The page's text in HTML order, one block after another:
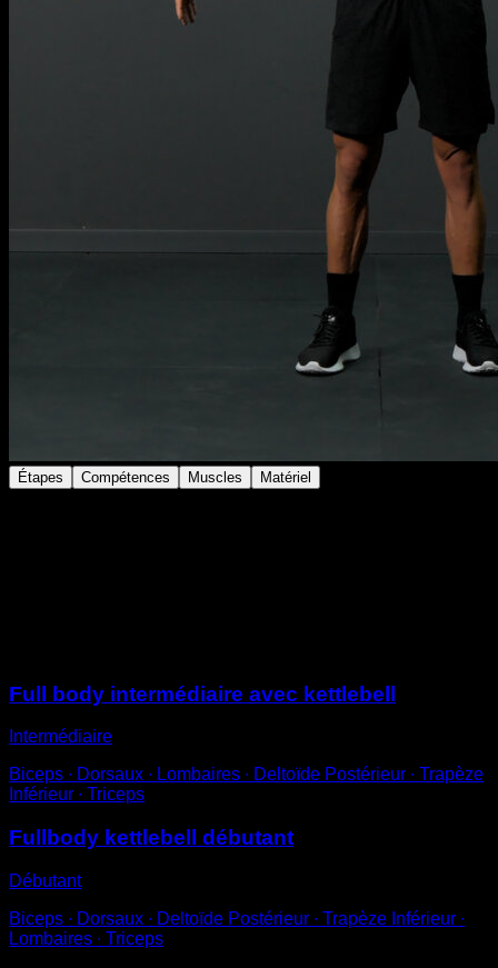
Étapes Compétences Muscles Matériel
Full body intermédiaire avec kettlebell
Intermédiaire
Biceps ∙ Dorsaux ∙ Lombaires ∙ Deltoïde Postérieur ∙ Trapèze
Inférieur ∙ Triceps
Fullbody kettlebell débutant
Débutant
Biceps ∙ Dorsaux ∙ Deltoïde Postérieur ∙ Trapèze Inférieur ∙
Lombaires ∙ Triceps